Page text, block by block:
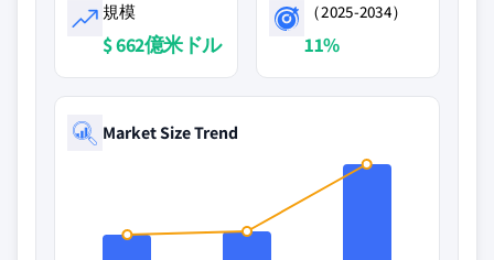
規模
$ 662億米ドル
（2025-2034）
11%
Market Size Trend